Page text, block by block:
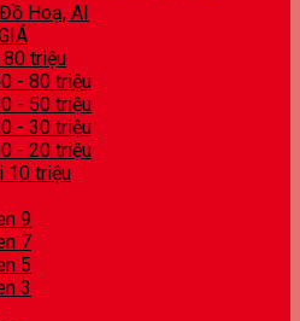
Hoạ, AI
80 triệu
- 80 triệu
- 50 triệu
- 30 triệu
- 20 triệu
10 triệu
9
7
5
3